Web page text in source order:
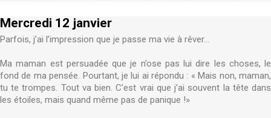
Mercredi 12 janvier
Parfois, j’ai l’impression que je passe ma vie à rêver…
Ma maman est persuadée que je n’ose pas lui dire les choses, le
fond de ma pensée. Pourtant, je lui ai répondu : « Mais non, maman,
tu te trompes. Tout va bien. C’est vrai que j’ai souvent la tête dans
les étoiles, mais quand même pas de panique !»